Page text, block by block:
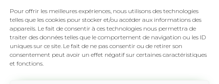
Pour offrir les meilleures expériences, nous utilisons des technologies
telles que les cookies pour stocker et/ou accéder aux informations des
appareils. Le fait de consentir à ces technologies nous permettra de
traiter des données telles que le comportement de navigation ou les ID
uniques sur ce site. Le fait de ne pas consentir ou de retirer son
consentement peut avoir un effet négatif sur certaines caractéristiques
et fonctions.